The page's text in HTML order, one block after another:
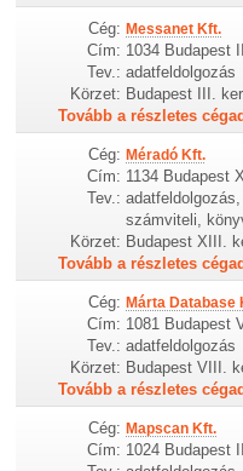
Cég: Messanet Kft.
Cím: 1034 Budapest
Tev.: adatfeldolgozás
Körzet: Budapest III. ker.
Tovább a részletes
Cég: Méradó Kft.
Cím: 1134 Budapest
Tev.:
számviteli,
Körzet: Budapest XIII.
Tovább a részletes
Cég: Márta Database
Cím: 1081 Budapest
Tev.: adatfeldolgozás
Körzet: Budapest VIII.
Tovább a részletes
Cég: Mapscan Kft.
Cím: 1024 Budapest